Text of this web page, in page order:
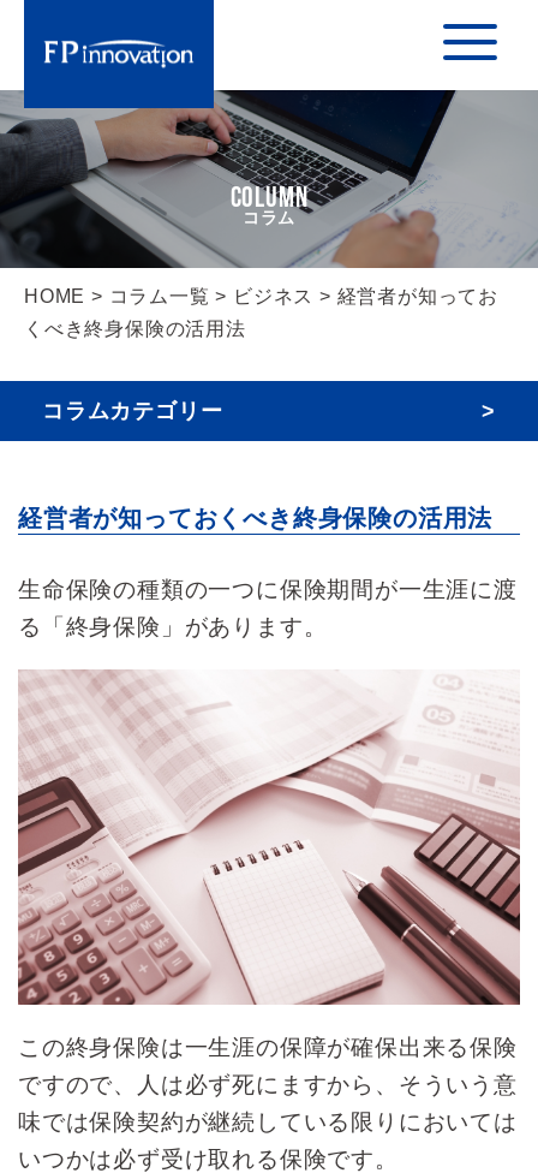
COLUMN
HOME > コラム一覧 > ビジネス > 経営者が知ってお
くべき終身保険の活用法
コラムカテゴリー
経営者が知っておくべき終身保険の活用法
生命保険の種類の一つに保険期間が一生涯に渡
る「終身保険」があります。
この終身保険は一生涯の保障が確保出来る保険
ですので、
人は必ず死にますから、 そういう意
味では保険契約が継続している限りにおいては
いつかは必ず受け取れる保険です。